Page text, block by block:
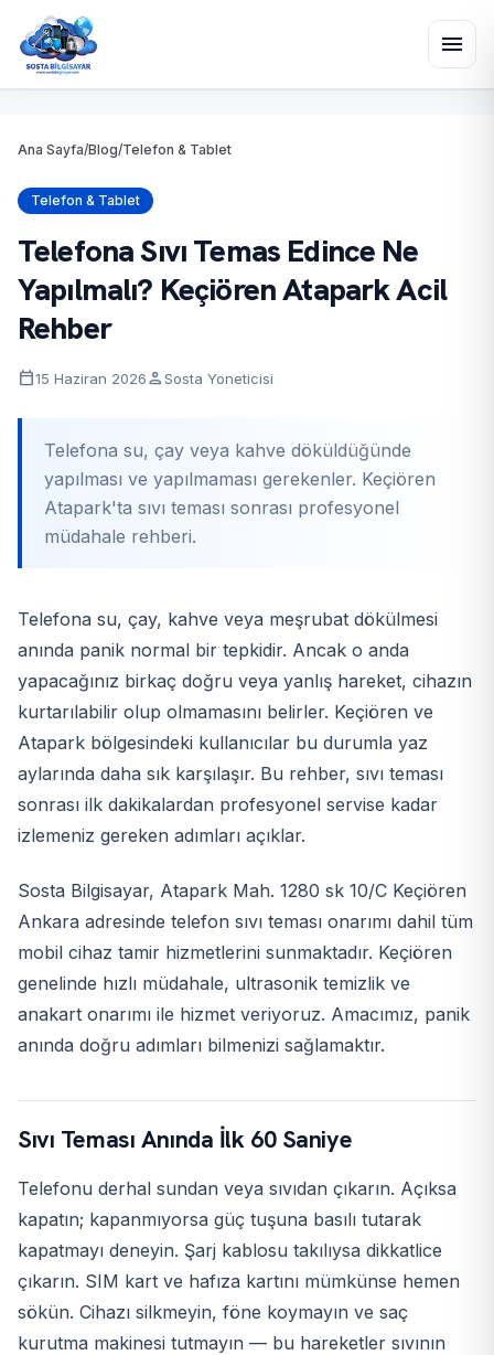
menu
Ana Sayfa/Blog/Telefon & Tablet
Telefon & Tablet
Telefona Sıvı Temas Edince Ne
Yapılmalı? Keçiören Atapark Acil
Rehber
calendar_today15 Haziran 2026personSosta Yoneticisi
Telefona su, çay veya kahve döküldüğünde
yapılması ve yapılmaması gerekenler. Keçiören
Atapark'ta sıvı teması sonrası profesyonel
müdahale rehberi.
Telefona su, çay, kahve veya meşrubat dökülmesi
anında panik normal bir tepkidir. Ancak o anda
yapacağınız birkaç doğru veya yanlış hareket, cihazın
kurtarılabilir olup olmamasını belirler. Keçiören ve
Atapark bölgesindeki kullanıcılar bu durumla yaz
aylarında daha sık karşılaşır. Bu rehber, sıvı teması
sonrası ilk dakikalardan profesyonel servise kadar
izlemeniz gereken adımları açıklar.
Sosta Bilgisayar, Atapark Mah. 1280 sk 10/C Keçiören
Ankara adresinde telefon sıvı teması onarımı dahil tüm
mobil cihaz tamir hizmetlerini sunmaktadır. Keçiören
genelinde hızlı müdahale, ultrasonik temizlik ve
anakart onarımı ile hizmet veriyoruz. Amacımız, panik
anında doğru adımları bilmenizi sağlamaktır.
Sıvı Teması Anında İlk 60 Saniye
Telefonu derhal sundan veya sıvıdan çıkarın. Açıksa
kapatın; kapanmıyorsa güç tuşuna basılı tutarak
kapatmayı deneyin. Şarj kablosu takılıysa dikkatlice
çıkarın. SIM kart ve hafıza kartını mümkünse hemen
sökün. Cihazı silkmeyin, föne koymayın ve saç
kurutma makinesi tutmayın — bu hareketler sıvının